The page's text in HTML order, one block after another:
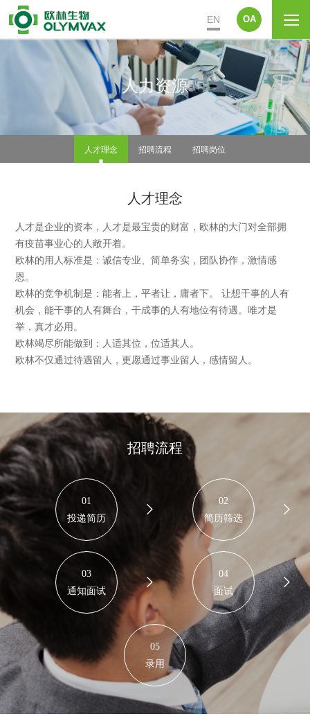
EN OA
人力资源
人才理念 招聘流程 招聘岗位
人才理念
人才是企业的资本，人才是最宝贵的财富，欧林的大门对全部拥
有疫苗事业心的人敞开着。
欧林的用人标准是：诚信专业、简单务实，团队协作，激情感
恩。
欧林的竞争机制是：能者上，平者让，庸者下。 让想干事的人有
机会，能干事的人有舞台，干成事的人有地位有待遇。唯才是
举，真才必用。
欧林竭尽所能做到：人适其位，位适其人。
欧林不仅通过待遇留人，更愿通过事业留人，感情留人。
招聘流程
01
投递简历

02
简历筛选

03
通知面试

04
面试

05
录用